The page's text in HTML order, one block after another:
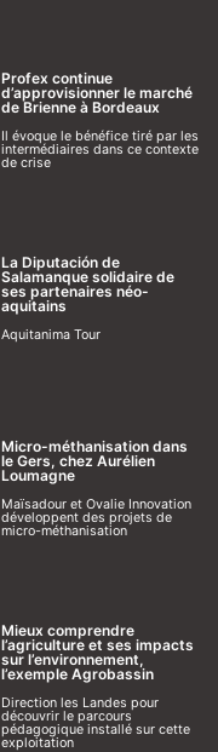
Profex continue
d’approvisionner le marché
de Brienne à Bordeaux
Il évoque le bénéfice tiré par les
intermédiaires dans ce contexte
de crise
La Diputación de
Salamanque solidaire de
ses partenaires néo-
aquitains
Aquitanima Tour
Micro-méthanisation dans
le Gers, chez Aurélien
Loumagne
Maïsadour et Ovalie Innovation
développent des projets de
micro-méthanisation
Mieux comprendre
l’agriculture et ses impacts
sur l’environnement,
l’exemple Agrobassin
Direction les Landes pour
découvrir le parcours
pédagogique installé sur cette
exploitation